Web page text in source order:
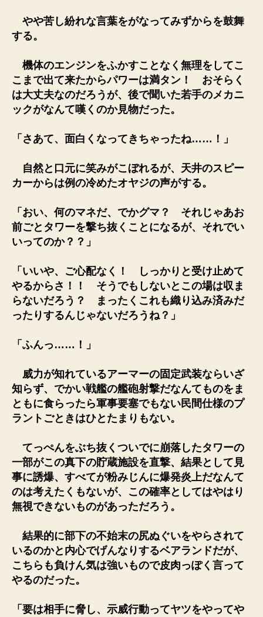
やや苦し紛れな言葉をがなってみずからを鼓舞
する。
機体のエンジンをふかすことなく無理をしてこ
こまで出て来たからパワーは満タン！ おそらく
は大丈夫なのだろうが、後で聞いた若手のメカニ
ックがなんて嘆くのか見物だった。
「さあて、面白くなってきちゃったね……！」
自然と口元に笑みがこぼれるが、天井のスピー
カーからは例の冷めたオヤジの声がする。
「おい、何のマネだ、でかグマ？ それじゃあお
前ごとタワーを撃ち抜くことになるが、それでい
いってのか？？」
「いいや、ご心配なく！ しっかりと受け止めて
やるからさ！！ そうでもしないとこの場は収ま
らないだろう？ まったくこれも織り込み済みだ
ったりするんじゃないだろうね？」
「ふんっ……！」
威力が知れているアーマーの固定武装ならいざ
知らず、でかい戦艦の艦砲射撃だなんてものをま
ともに食らったら軍事要塞でもない民間仕様のプ
ラントごときはひとたまりもない。
てっぺんをぶち抜くついでに崩落したタワーの
一部がこの真下の貯蔵施設を直撃、結果として見
事に誘爆、すべてが粉みじんに爆発炎上だなんて
のは考えたくもないが、この確率としてはやはり
無視できないものがあっただろう。
結果的に部下の不始末の尻ぬぐいをやらされて
いるのかと内心でげんなりするベアランドだが、
こちらも負けん気は強いもので皮肉っぽく言って
やるのだった。
「要は相手に脅し、示威行動ってヤツをやってや